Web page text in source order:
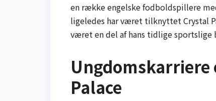
en række engelske fodboldspillere
ligeledes har været tilknyttet Crystal
været en del af hans tidlige sportslige
Ungdomskarriere
Palace